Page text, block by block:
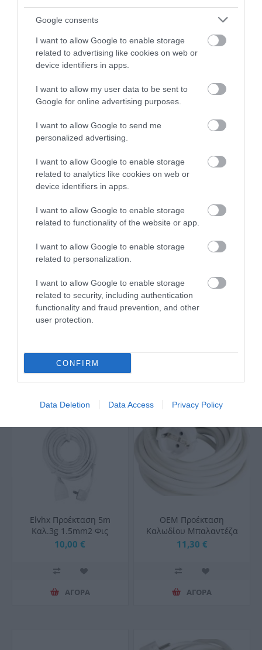
Google consents
I want to allow Google to enable storage
related to advertising like cookies on web or
device identifiers in apps.
I want to allow my user data to be sent to
Google for online advertising purposes.
I want to allow Google to send me
personalized advertising.
I want to allow Google to enable storage
related to analytics like cookies on web or
device identifiers in apps.
I want to allow Google to enable storage
related to functionality of the website or app.
I want to allow Google to enable storage
related to personalization.
I want to allow Google to enable storage
related to security, including authentication
functionality and fraud prevention, and other
user protection.
CONFIRM
Data Deletion Data Access Privacy Policy
Elvhx Προέκταση 3m
Καλ.3g 1.5mm2 Φις
Schuko Αρσ+θηλ Ιρ20
6,90 €
Elvhx Προέκταση 3m
Καλ.3g 1.5mm2 Φις
OEM Προέκταση
Καλωδίου Μπαλαντέζα
3x1,5 3mt Λευκή
7,15 €
ΑΓΟΡΑ
Elvhx Προέκταση 5m
Καλ.3g 1.5mm2 Φις
Schuko Αρσ+θηλ Ιρ20
Μαύρο
10,00 €
ΑΓΟΡΑ
Elvhx Προέκταση 5m
Καλ.3g 1.5mm2 Φις
Schuko Αρσ+θηλ Ιρ20
10,00 €
ΑΓΟΡΑ
OEM Προέκταση
Καλωδίου Μπαλαντέζα
3x1,5 5mt Λευκή
11,30 €
ΑΓΟΡΑ